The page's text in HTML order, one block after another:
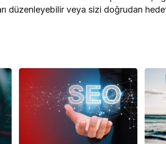
düzenleyebilir veya sizi doğrudan